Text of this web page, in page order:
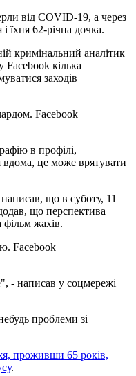
від COVID-19, а через
їхня 62-річна дочка.
кримінальний аналітик
Facebook кілька
заходів
Facebook
в профілі,
це може врятувати
що в суботу, 11
що перспектива
фільм жахів.
Facebook
- написав у соцмережі
проблеми зі
проживши 65 років,
.